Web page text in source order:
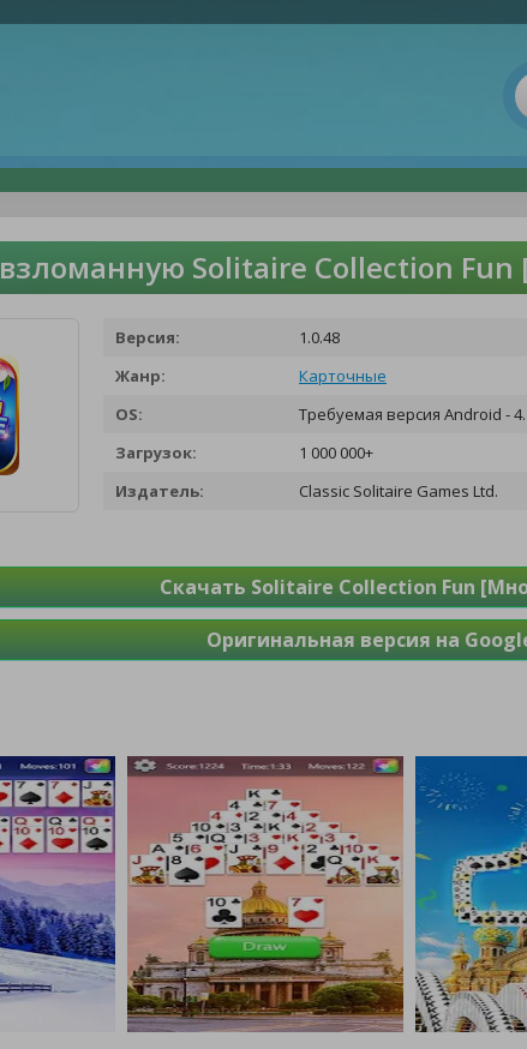
Solitaire Collection
Версия:
1.0.48
Жанр:
Карточные
OS:
Требуемая версия Android -
Загрузок:
1 000 000+
Издатель:
Classic Solitaire Games Ltd.
Скачать Solitaire Collection Fun
Оригинальная версия на